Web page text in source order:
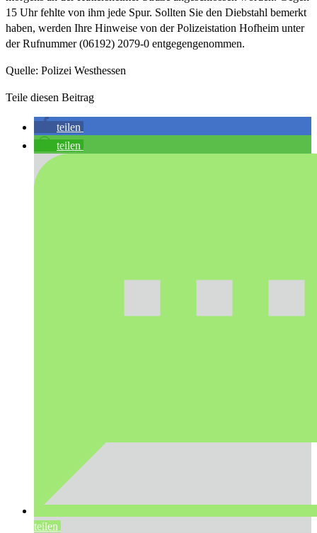
15 Uhr fehlte von ihm jede Spur. Sollten Sie den Diebstahl bemerkt
haben, werden Ihre Hinweise von der Polizeistation Hofheim unter
der Rufnummer (06192) 2079-0 entgegengenommen.
Quelle: Polizei Westhessen
Teile diesen Beitrag
teilen
teilen
teilen